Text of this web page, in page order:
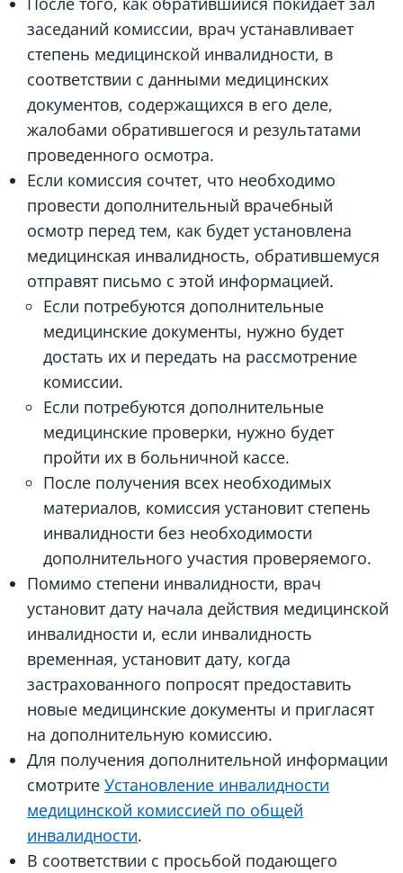
заседаний комиссии, врач устанавливает
степень медицинской инвалидности, в
соответствии с данными медицинских
документов, содержащихся в его деле,
жалобами обратившегося и результатами
проведенного осмотра.
Если комиссия сочтет, что необходимо
провести дополнительный врачебный
осмотр перед тем, как будет установлена
медицинская инвалидность, обратившемуся
отправят письмо с этой информацией.
Если потребуются дополнительные
медицинские документы, нужно будет
достать их и передать на рассмотрение
комиссии.
Если потребуются дополнительные
медицинские проверки, нужно будет
пройти их в больничной кассе.
После получения всех необходимых
материалов, комиссия установит степень
инвалидности без необходимости
дополнительного участия проверяемого.
Помимо степени инвалидности, врач
установит дату начала действия медицинской
инвалидности и, если инвалидность
временная, установит дату, когда
застрахованного попросят предоставить
новые медицинские документы и пригласят
на дополнительную комиссию.
Для получения дополнительной информации
смотрите Установление инвалидности
медицинской комиссией по общей
инвалидности.
В соответствии с просьбой подающего